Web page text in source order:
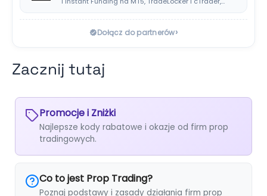
Dołącz do partnerów›
Zacznij tutaj
Promocje i Zniżki
Najlepsze kody rabatowe i okazje od firm prop
tradingowych.
Co to jest Prop Trading?
Poznaj podstawy i zasady działania firm prop